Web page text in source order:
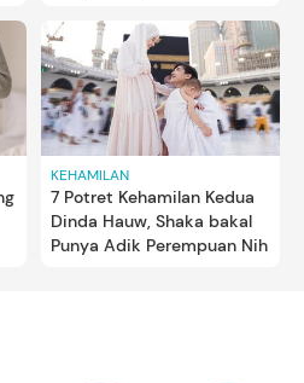
KEHAMILAN
7 Potret Kehamilan Kedua
Dinda Hauw, Shaka bakal
Punya Adik Perempuan Nih